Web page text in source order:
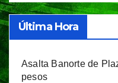
Última Hora
Asalta Banorte de
pesos